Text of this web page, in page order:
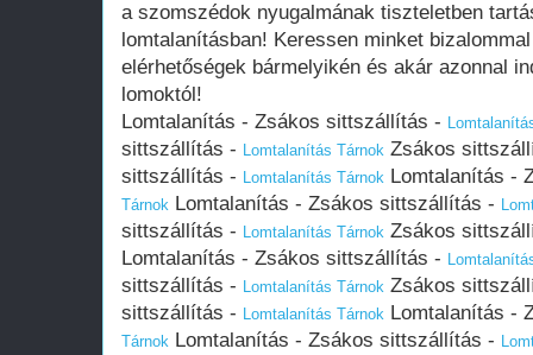
a szomszédok nyugalmának tiszteletben
lomtalanításban! Keressen minket
elérhetőségek bármelyikén és akár azonnal
lomoktól!
Lomtalanítás - Zsákos sittszállítás -
sittszállítás - Lomtalanítás Tárnok Zsákos
sittszállítás - Lomtalanítás Tárnok Lomtalanítás -
Tárnok Lomtalanítás - Zsákos sittszállítás -
sittszállítás - Lomtalanítás Tárnok Zsákos
Lomtalanítás - Zsákos sittszállítás -
sittszállítás - Lomtalanítás Tárnok Zsákos
sittszállítás - Lomtalanítás Tárnok Lomtalanítás -
Tárnok Lomtalanítás - Zsákos sittszállítás -